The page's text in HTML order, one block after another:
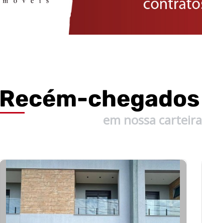
Recém-chegados
em nossa carteira